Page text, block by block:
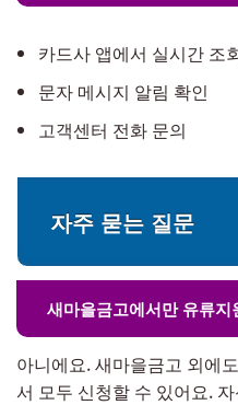
카드사 앱에서 실시간 조
문자 메시지 알림 확인
고객센터 전화 문의
자주 묻는 질문
새마을금고에서만 유류
아니에요. 새마을금고 외에
서 모두 신청할 수 있어요.